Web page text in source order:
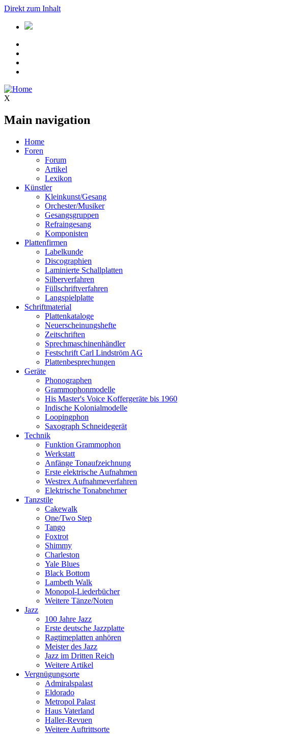
Direkt zum Inhalt
X
Main navigation
Home
Foren
Forum
Artikel
Lexikon
Künstler
Kleinkunst/Gesang
Orchester/Musiker
Gesangsgruppen
Refraingesang
Komponisten
Plattenfirmen
Labelkunde
Discographien
Laminierte Schallplatten
Silberverfahren
Füllschriftverfahren
Langspielplatte
Schriftmaterial
Plattenkataloge
Neuerscheinungshefte
Zeitschriften
Sprechmaschinenhändler
Festschrift Carl Lindström AG
Plattenbesprechungen
Geräte
Phonographen
Grammophonmodelle
His Master's Voice Koffergeräte bis 1960
Indische Kolonialmodelle
Loopingphon
Saxograph Schneidegerät
Technik
Funktion Grammophon
Werkstatt
Anfänge Tonaufzeichnung
Erste elektrische Aufnahmen
Westrex Aufnahmeverfahren
Elektrische Tonabnehmer
Tanzstile
Cakewalk
One/Two Step
Tango
Foxtrot
Shimmy
Charleston
Yale Blues
Black Bottom
Lambeth Walk
Monopol-Liederbücher
Weitere Tänze/Noten
Jazz
100 Jahre Jazz
Erste deutsche Jazzplatte
Ragtimeplatten anhören
Meister des Jazz
Jazz im Dritten Reich
Weitere Artikel
Vergnügungsorte
Admiralspalast
Eldorado
Metropol Palast
Haus Vaterland
Haller-Revuen
Weitere Auftrittsorte